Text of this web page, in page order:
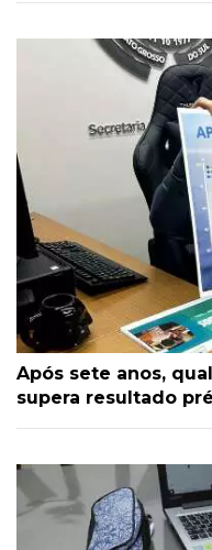
Após sete anos,
supera resultado